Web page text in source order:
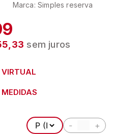
Marca:Simples reserva
sem juros
- +
10º demillus